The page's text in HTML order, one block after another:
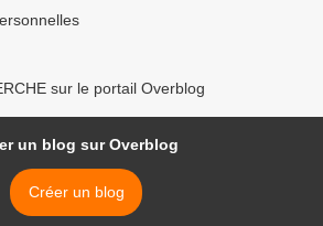
sur le portail Overblog
un blog sur Overblog
Créer un blog